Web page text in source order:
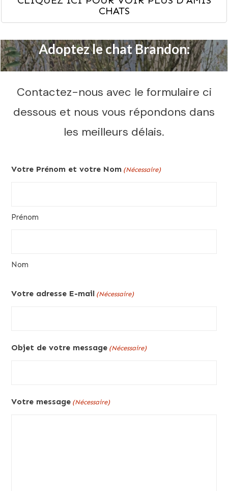
CHATS
Adoptez le chat Brandon:
Contactez-nous avec le formulaire ci
dessous et nous vous répondons dans
les meilleurs délais.
Votre Prénom et votre Nom (Nécessaire)
Prénom
Nom
Votre adresse E-mail (Nécessaire)
Objet de votre message (Nécessaire)
Votre message (Nécessaire)